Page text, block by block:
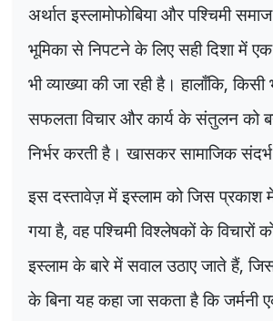
अर्थात इस्लामोफोबिया और पश्चिमी
भूमिका से निपटने के लिए सही दिशा में
भी व्याख्या की जा रही है। हालाँकि,किसी
सफलता विचार और कार्य के संतुलन को
निर्भर करती है। खासकर सामाजिक
इस दस्तावेज़ में इस्लाम को जिस प्रकाश
गया है,वह पश्चिमी विश्लेषकों के विचारों
इस्लाम के बारे में सवाल उठाए जाते हैं,
के बिना यह कहा जा सकता है कि जर्मनी